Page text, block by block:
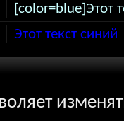
[color=blue]Этот
Этот текст синий